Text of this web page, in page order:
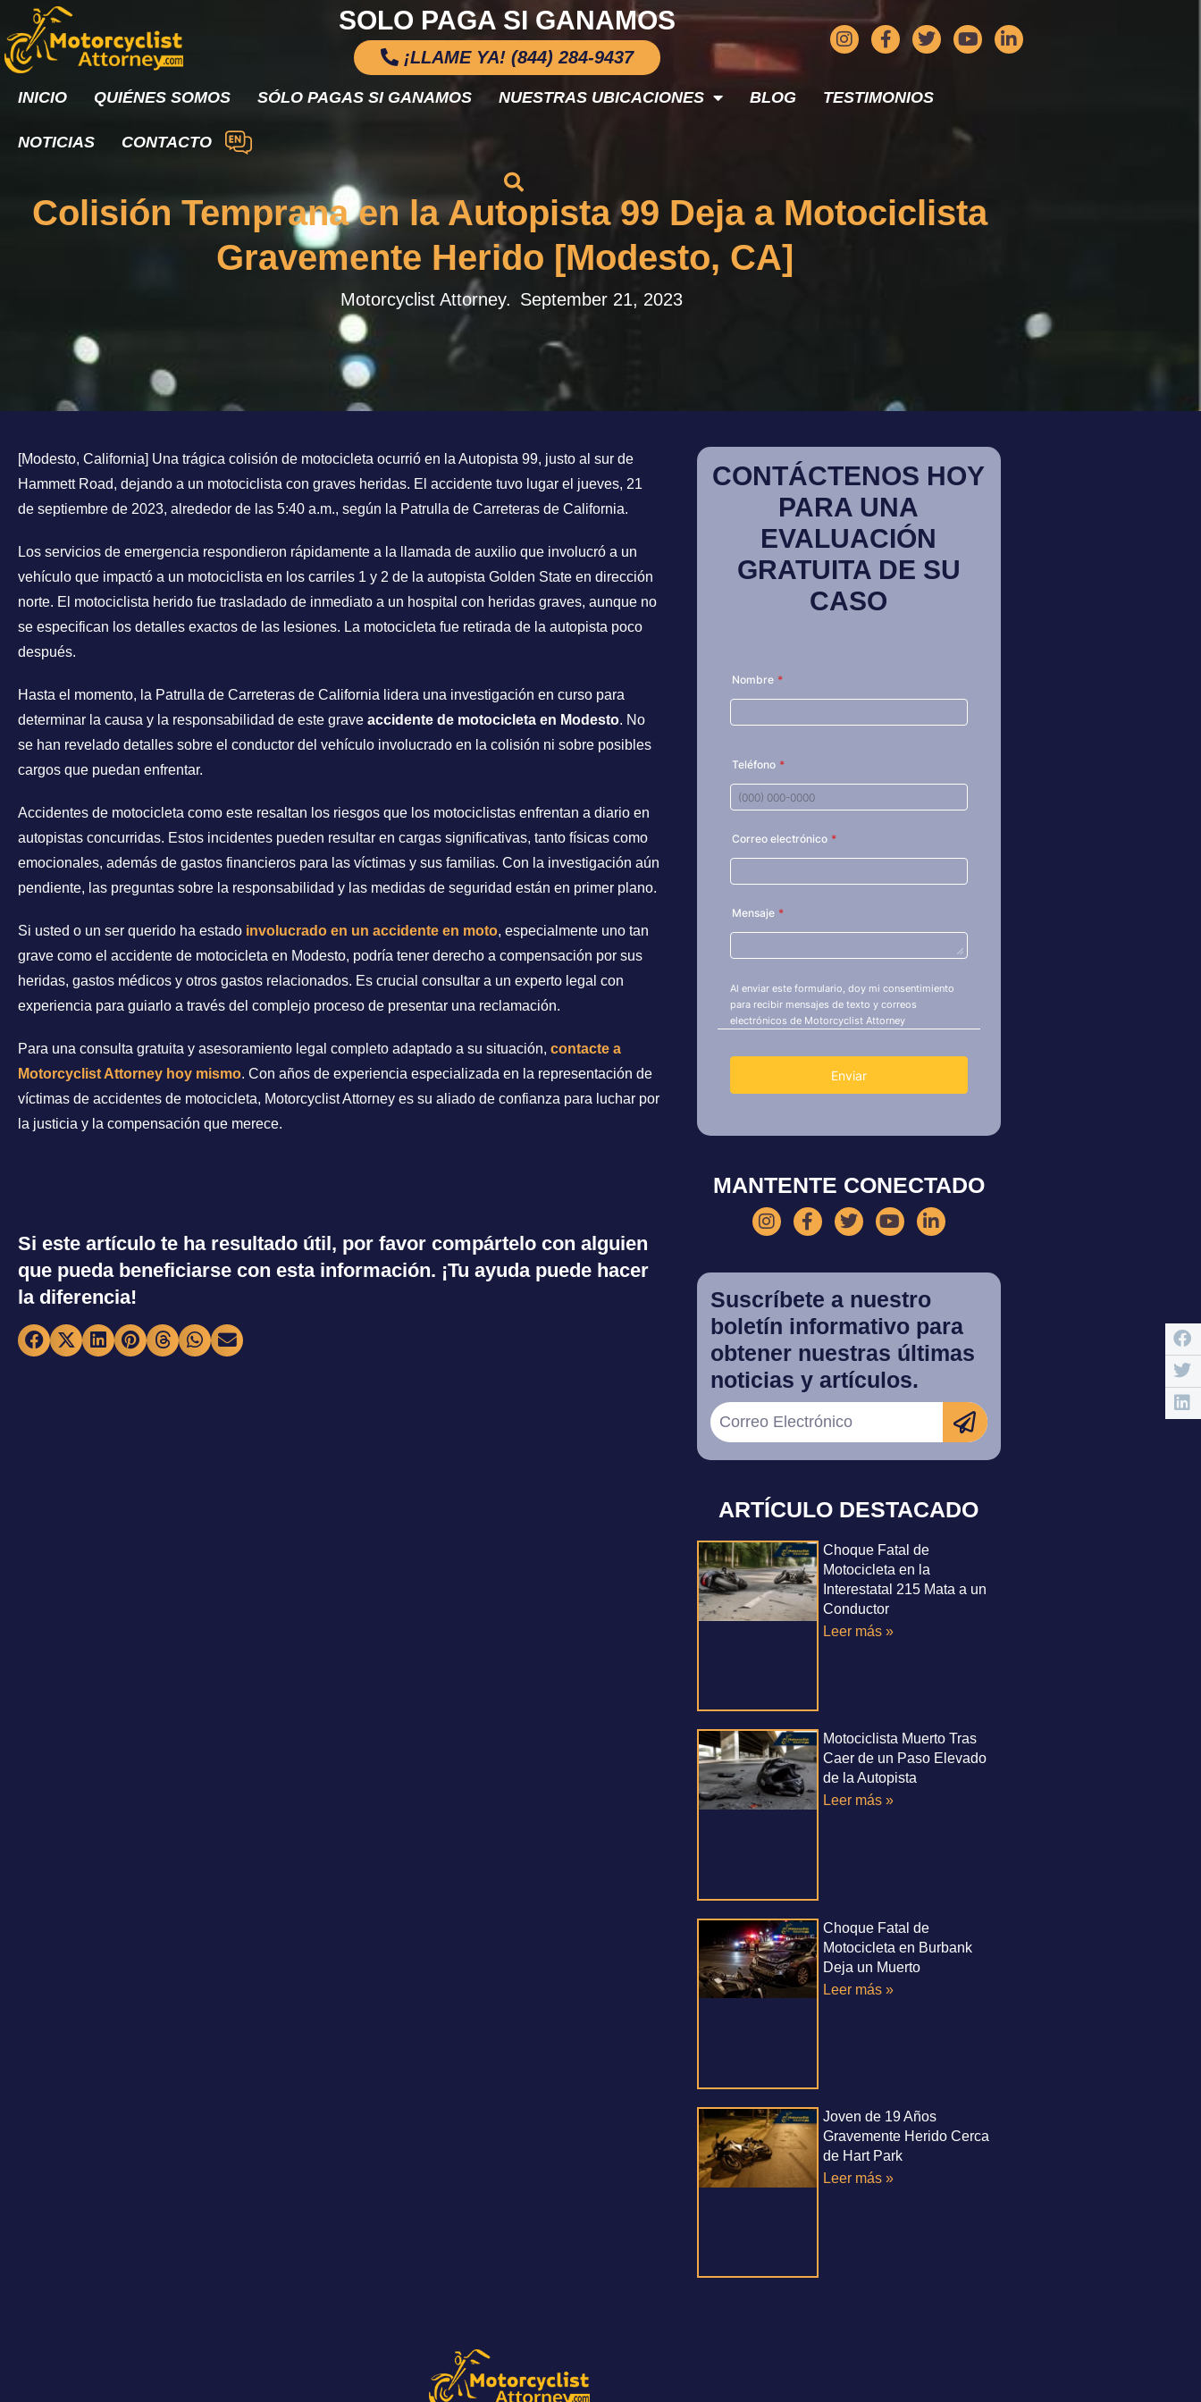
SOLO PAGA SI GANAMOS
¡LLAME YA! (844) 284-9437
INICIO QUIÉNES SOMOS SÓLO PAGAS SI GANAMOS NUESTRAS UBICACIONES BLOG TESTIMONIOS
NOTICIAS CONTACTO
Colisión Temprana en la Autopista 99 Deja a Motociclista
Gravemente Herido [Modesto, CA]
Motorcyclist Attorney. September 21, 2023
[Modesto, California] Una trágica colisión de motocicleta ocurrió en la Autopista 99, justo al sur de
Hammett Road, dejando a un motociclista con graves heridas. El accidente tuvo lugar el jueves, 21
de septiembre de 2023, alrededor de las 5:40 a.m., según la Patrulla de Carreteras de California.
Los servicios de emergencia respondieron rápidamente a la llamada de auxilio que involucró a un
vehículo que impactó a un motociclista en los carriles 1 y 2 de la autopista Golden State en dirección
norte. El motociclista herido fue trasladado de inmediato a un hospital con heridas graves, aunque no
se especifican los detalles exactos de las lesiones. La motocicleta fue retirada de la autopista poco
después.
Hasta el momento, la Patrulla de Carreteras de California lidera una investigación en curso para
determinar la causa y la responsabilidad de este grave accidente de motocicleta en Modesto. No
se han revelado detalles sobre el conductor del vehículo involucrado en la colisión ni sobre posibles
cargos que puedan enfrentar.
Accidentes de motocicleta como este resaltan los riesgos que los motociclistas enfrentan a diario en
autopistas concurridas. Estos incidentes pueden resultar en cargas significativas, tanto físicas como
emocionales, además de gastos financieros para las víctimas y sus familias. Con la investigación aún
pendiente, las preguntas sobre la responsabilidad y las medidas de seguridad están en primer plano.
Si usted o un ser querido ha estado involucrado en un accidente en moto, especialmente uno tan
grave como el accidente de motocicleta en Modesto, podría tener derecho a compensación por sus
heridas, gastos médicos y otros gastos relacionados. Es crucial consultar a un experto legal con
experiencia para guiarlo a través del complejo proceso de presentar una reclamación.
Para una consulta gratuita y asesoramiento legal completo adaptado a su situación, contacte a
Motorcyclist Attorney hoy mismo. Con años de experiencia especializada en la representación de
víctimas de accidentes de motocicleta, Motorcyclist Attorney es su aliado de confianza para luchar por
la justicia y la compensación que merece.
Si este artículo te ha resultado útil, por favor compártelo con alguien
que pueda beneficiarse con esta información. ¡Tu ayuda puede hacer
la diferencia!
CONTÁCTENOS HOY
PARA UNA
EVALUACIÓN
GRATUITA DE SU
CASO
MANTENTE CONECTADO
Suscríbete a nuestro
boletín informativo para
obtener nuestras últimas
noticias y artículos.
ARTÍCULO DESTACADO
Choque Fatal de
Motocicleta en la
Interestatal 215 Mata a un
Conductor
Leer más »
Motociclista Muerto Tras
Caer de un Paso Elevado
de la Autopista
Leer más »
Choque Fatal de
Motocicleta en Burbank
Deja un Muerto
Leer más »
Joven de 19 Años
Gravemente Herido Cerca
de Hart Park
Leer más »